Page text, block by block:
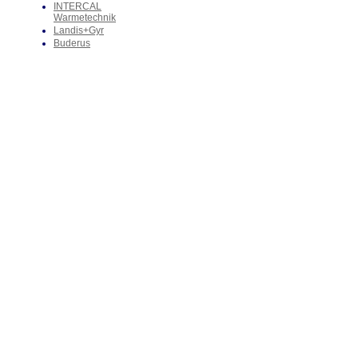
INTERCAL
Warmetechnik
Landis+Gyr
Buderus